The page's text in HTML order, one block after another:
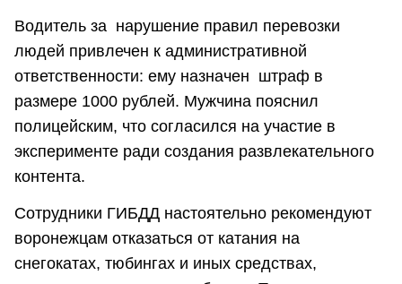
Водитель за нарушение правил перевозки
людей привлечен к административной
ответственности: ему назначен штраф в
размере 1000 рублей. Мужчина пояснил
полицейским, что согласился на участие в
эксперименте ради создания развлекательного
контента.
Сотрудники ГИБДД настоятельно рекомендуют
воронежцам отказаться от катания на
снегокатах, тюбингах и иных средствах,